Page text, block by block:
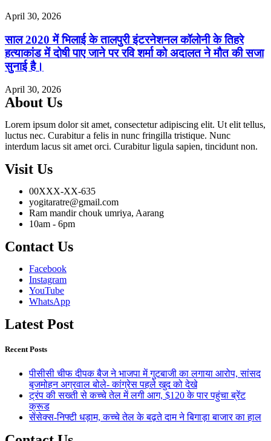
April 30, 2026
साल 2020 में भिलाई के तालपुरी इंटरनेशनल कॉलोनी के तिहरे
हत्याकांड में दोषी पाए जाने पर रवि शर्मा को अदालत ने मौत की सजा
सुनाई है।
April 30, 2026
About Us
Lorem ipsum dolor sit amet, consectetur adipiscing elit. Ut elit tellus,
luctus nec. Curabitur a felis in nunc fringilla tristique. Nunc
interdum lacus sit amet orci. Curabitur ligula sapien, tincidunt non.
Visit Us
00XXX-XX-635
yogitaratre@gmail.com
Ram mandir chouk umriya, Aarang
10am - 6pm
Contact Us
Facebook
Instagram
YouTube
WhatsApp
Latest Post
Recent Posts
पीसीसी चीफ दीपक बैज ने भाजपा में गुटबाजी का लगाया आरोप, सांसद
बृजमोहन अग्रवाल बोले- कांग्रेस पहले खुद को देखे
ट्रंप की सख्ती से कच्चे तेल में लगी आग, $120 के पार पहुंचा ब्रेंट
क्रूड
सेंसेक्स-निफ्टी धड़ाम, कच्चे तेल के बढ़ते दाम ने बिगाड़ा बाजार का हाल